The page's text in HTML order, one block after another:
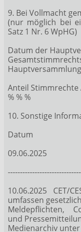
9. Bei Vollmacht
(nur möglich bei
Satz 1 Nr. 6 WpHG)
Datum der
Anteil
% % %
10. Sonstige
Datum
09.06.2025
10.06.2025 CET/
umfassen
Meldepflichten,
und
Medienarchiv